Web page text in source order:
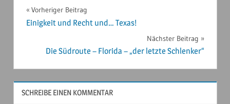
NORDAMERIKA
2024
Beitragsnavigation
Vorheriger Beitrag
Einigkeit und Recht und… Texas!
Nächster Beitrag
Die Südroute – Florida – „der letzte Schlenker“
SCHREIBE EINEN KOMMENTAR